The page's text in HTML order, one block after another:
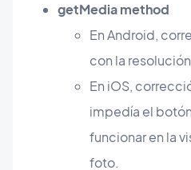
getMedia method
En Android,
con la
En iOS,
impedía el
funcionar en la
foto.